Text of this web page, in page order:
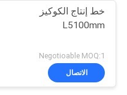
خط إنتاج الكوكيز
L5100mm
Negotioable MOQ:1
الاتصال